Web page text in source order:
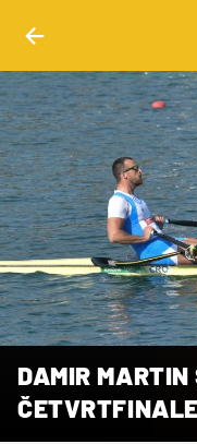
DAMIR MARTIN
ČETVRTFINALE